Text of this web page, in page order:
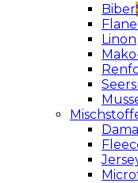
Biber
Flanell
Linon